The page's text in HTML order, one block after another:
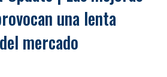
una lenta
mercado